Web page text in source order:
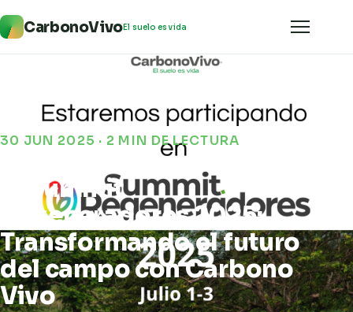
CarbonoVivoEl suelo es vida
30 JUN 2025 · 2 MIN DE LECTURA
🌿 Summit
Regeneradores 2025:
Transformando el futuro
del campo con Carbono
Vivo